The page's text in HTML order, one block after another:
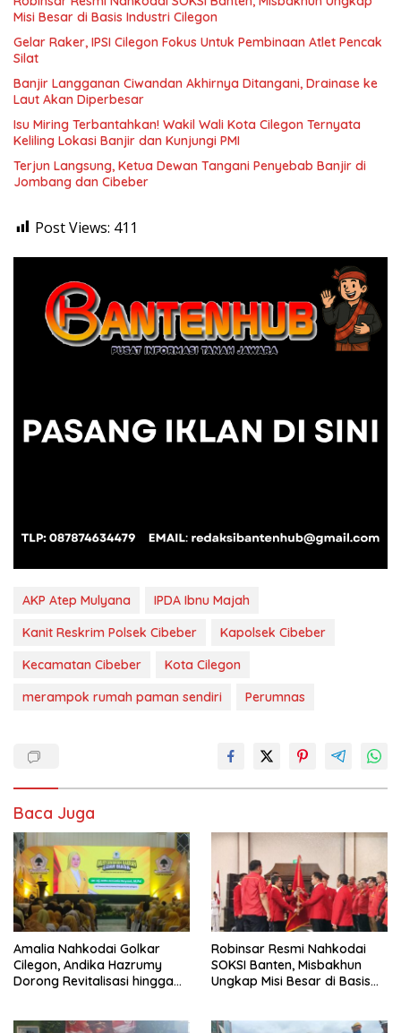
Misi Besar di Basis Industri Cilegon
Gelar Raker, IPSI Cilegon Fokus Untuk Pembinaan Atlet Pencak
Silat
Banjir Langganan Ciwandan Akhirnya Ditangani, Drainase ke
Laut Akan Diperbesar
Isu Miring Terbantahkan! Wakil Wali Kota Cilegon Ternyata
Keliling Lokasi Banjir dan Kunjungi PMI
Terjun Langsung, Ketua Dewan Tangani Penyebab Banjir di
Jombang dan Cibeber
Post Views: 411
AKP Atep Mulyana
IPDA Ibnu Majah
Kanit Reskrim Polsek Cibeber
Kapolsek Cibeber
Kecamatan Cibeber
Kota Cilegon
merampok rumah paman sendiri
Perumnas
Baca Juga
Amalia Nahkodai Golkar
Cilegon, Andika Hazrumy
Dorong Revitalisasi hingga
Robinsar Resmi Nahkodai
SOKSI Banten, Misbakhun
Ungkap Misi Besar di Basis